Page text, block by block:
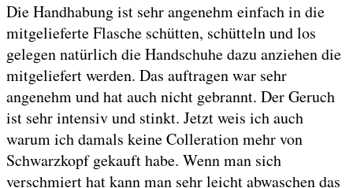
Die Handhabung ist sehr angenehm einfach in die
mitgelieferte Flasche schütten, schütteln und los
gelegen natürlich die Handschuhe dazu anziehen die
mitgeliefert werden. Das auftragen war sehr
angenehm und hat auch nicht gebrannt. Der Geruch
ist sehr intensiv und stinkt. Jetzt weis ich auch
warum ich damals keine Colleration mehr von
Schwarzkopf gekauft habe. Wenn man sich
verschmiert hat kann man sehr leicht abwaschen das